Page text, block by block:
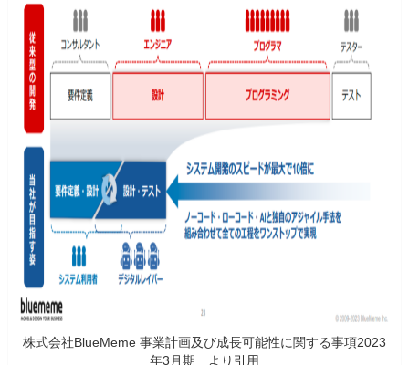
株式会社BlueMeme 事業計画及び成長可能性に関する事項2023
年3月期 より引用